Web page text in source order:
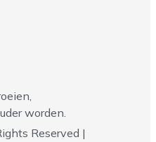
worden.
Reserved |